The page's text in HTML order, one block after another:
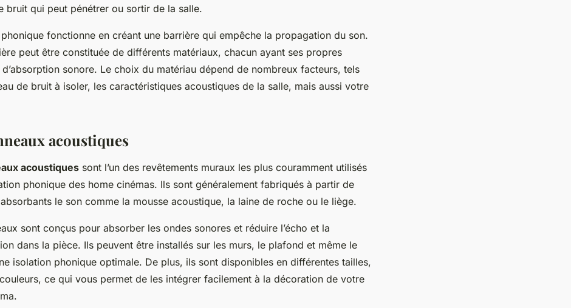
bruit qui peut pénétrer ou sortir de la salle.
phonique fonctionne en créant une barrière qui empêche la propagation du son.
peut être constituée de différents matériaux, chacun ayant ses propres
sonore. Le choix du matériau dépend de nombreux facteurs, tels
de bruit à isoler, les caractéristiques acoustiques de la salle, mais aussi votre
acoustiques
acoustiques sont l’un des revêtements muraux les plus couramment utilisés
phonique des home cinémas. Ils sont généralement fabriqués à partir de
le son comme la mousse acoustique, la laine de roche ou le liège.
sont conçus pour absorber les ondes sonores et réduire l’écho et la
dans la pièce. Ils peuvent être installés sur les murs, le plafond et même le
isolation phonique optimale. De plus, ils sont disponibles en différentes tailles,
ce qui vous permet de les intégrer facilement à la décoration de votre